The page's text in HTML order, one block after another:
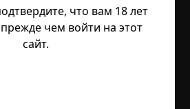
что вам 18 лет
чем войти на этот
сайт.